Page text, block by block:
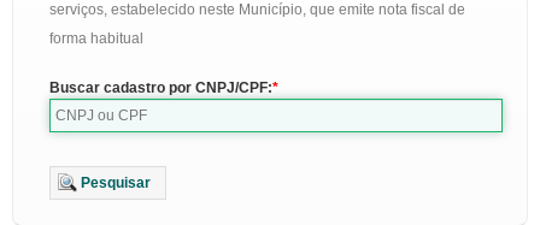
serviços, estabelecido neste Município, que emite nota fiscal de
forma habitual
Buscar cadastro por CNPJ/CPF:
Pesquisar